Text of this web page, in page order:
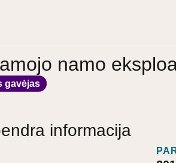
namo
gavėjas
informacija